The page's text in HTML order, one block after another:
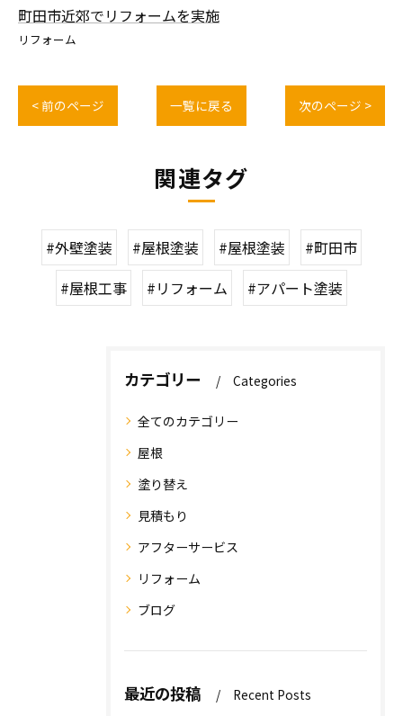
町田市近郊でリフォームを実施
リフォーム
< 前のページ 一覧に戻る 次のページ >
関連タグ
#外壁塗装 #屋根塗装 #屋根塗装
#町田市
#屋根工事
#リフォーム #アパート塗装
カテゴリー Categories
全てのカテゴリー
屋根
塗り替え
見積もり
アフターサービス
リフォーム
ブログ
最近の投稿 Recent Posts